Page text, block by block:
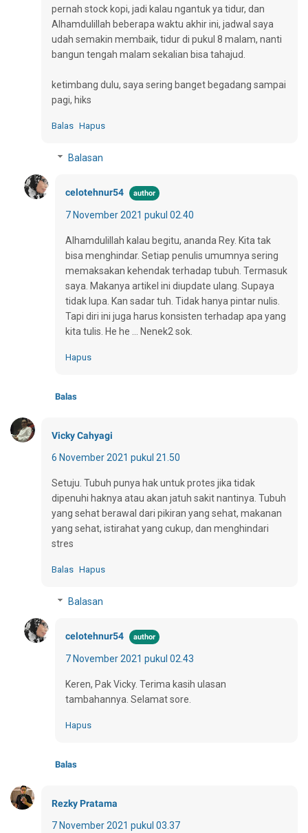
pernah stock kopi, jadi kalau ngantuk ya tidur, dan
Alhamdulillah beberapa waktu akhir ini, jadwal saya
udah semakin membaik, tidur di pukul 8 malam, nanti
bangun tengah malam sekalian bisa tahajud.
ketimbang dulu, saya sering banget begadang sampai
pagi, hiks
Balas Hapus
Balasan
celotehnur54
7 November 2021 pukul 02.40
Alhamdulillah kalau begitu, ananda Rey. Kita tak
bisa menghindar. Setiap penulis umumnya sering
memaksakan kehendak terhadap tubuh. Termasuk
saya. Makanya artikel ini diupdate ulang. Supaya
tidak lupa. Kan sadar tuh. Tidak hanya pintar nulis.
Tapi diri ini juga harus konsisten terhadap apa yang
kita tulis. He he ... Nenek2 sok.
Hapus
Balas
Vicky Cahyagi
6 November 2021 pukul 21.50
Setuju. Tubuh punya hak untuk protes jika tidak
dipenuhi haknya atau akan jatuh sakit nantinya. Tubuh
yang sehat berawal dari pikiran yang sehat, makanan
yang sehat, istirahat yang cukup, dan menghindari
stres
Balas Hapus
Balasan
celotehnur54
7 November 2021 pukul 02.43
Keren, Pak Vicky. Terima kasih ulasan
tambahannya. Selamat sore.
Hapus
Balas
Rezky Pratama
7 November 2021 pukul 03.37